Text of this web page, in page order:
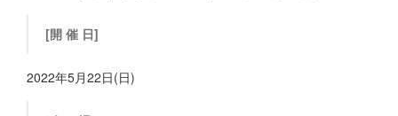
[開 催 日]
2022年5月22日(日)